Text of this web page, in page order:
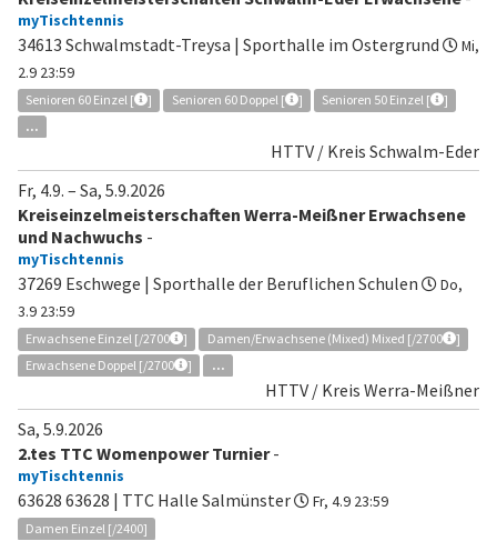
myTischtennis
34613 Schwalmstadt-Treysa | Sporthalle im Ostergrund
Mi,
2.9 23:59
Senioren 60 Einzel [ ] Senioren 60 Doppel [ ] Senioren 50 Einzel [
]
...
HTTV / Kreis Schwalm-Eder
Fr, 4.9. – Sa, 5.9.2026
Kreiseinzelmeisterschaften Werra-Meißner Erwachsene
und Nachwuchs -
myTischtennis
37269 Eschwege | Sporthalle der Beruflichen Schulen
Do,
3.9 23:59
Erwachsene Einzel [/2700 ] Damen/Erwachsene (Mixed) Mixed [/2700
]
Erwachsene Doppel [/2700
] ...
HTTV / Kreis Werra-Meißner
Sa, 5.9.2026
2.tes TTC Womenpower Turnier-
myTischtennis
63628 63628 | TTC Halle Salmünster Fr, 4.9 23:59
Damen Einzel [/2400]